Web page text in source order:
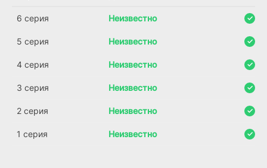
6 серия Неизвестно
5 серия Неизвестно
4 серия Неизвестно
3 серия Неизвестно
2 серия Неизвестно
1 серия Неизвестно